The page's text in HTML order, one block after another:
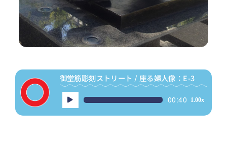
御堂筋彫刻ストリート / 座る婦人像：E-3
音
声
00:40 1.00x